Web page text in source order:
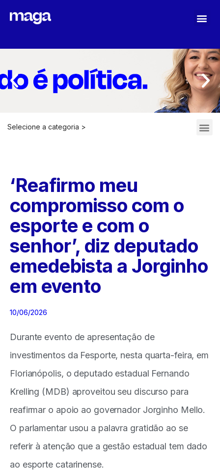
Selecione a categoria >
‘Reafirmo meu
compromisso com o
esporte e com o
senhor’, diz deputado
emedebista a Jorginho
em evento
10/06/2026
Durante evento de apresentação de
investimentos da Fesporte, nesta quarta-feira, em
Florianópolis, o deputado estadual Fernando
Krelling (MDB) aproveitou seu discurso para
reafirmar o apoio ao governador Jorginho Mello.
O parlamentar usou a palavra gratidão ao se
referir à atenção que a gestão estadual tem dado
ao esporte catarinense.